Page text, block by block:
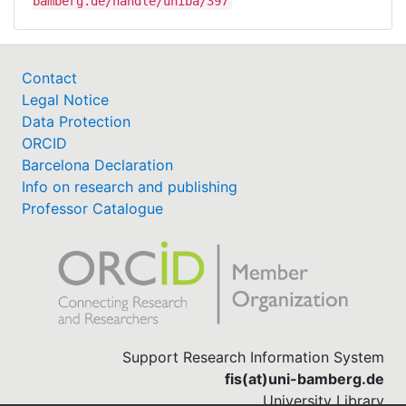
Contact
Legal Notice
Data Protection
ORCID
Barcelona Declaration
Info on research and publishing
Professor Catalogue
Support Research Information System
fis(at)uni-bamberg.de
University Library